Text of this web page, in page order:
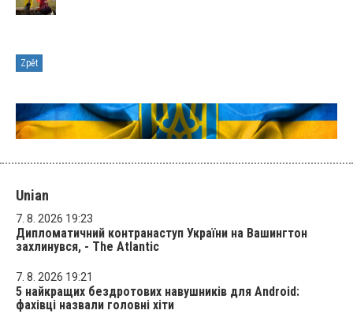
Zpět
Unian
7. 8. 2026 19:23
Дипломатичний контранаступ України на Вашингтон
захлинувся, - The Atlantic
7. 8. 2026 19:21
5 найкращих бездротових навушників для Android:
фахівці назвали головні хіти